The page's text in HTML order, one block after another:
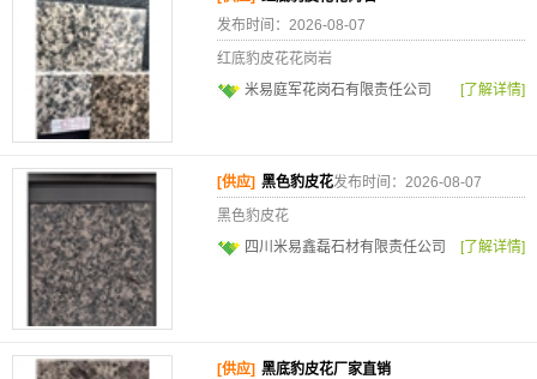
发布时间：2026-08-07
红底豹皮花花岗岩
米易庭军花岗石有限责任公司
[了解详情]
[供应] 黑色豹皮花发布时间：2026-08-07
黑色豹皮花
四川米易鑫磊石材有限责任公司
[了解详情]
[供应] 黑底豹皮花厂家直销